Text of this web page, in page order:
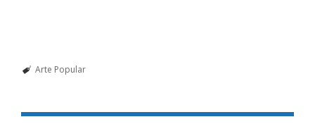
Arte Popular